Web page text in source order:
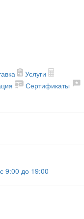
Услуги
Сертификаты
9:00 до 19:00